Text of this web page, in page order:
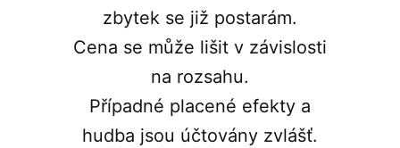
zbytek se již postarám.
Cena se může lišit v závislosti
na rozsahu.
Případné placené efekty a
hudba jsou účtovány zvlášť.